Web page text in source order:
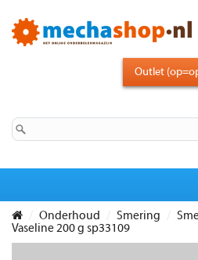
Outlet
Onderhoud Smering
Vaseline 200 g sp33109